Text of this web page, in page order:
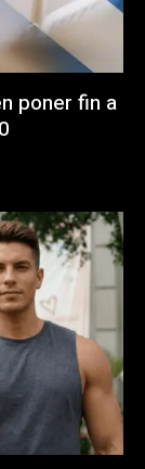
poner fin a